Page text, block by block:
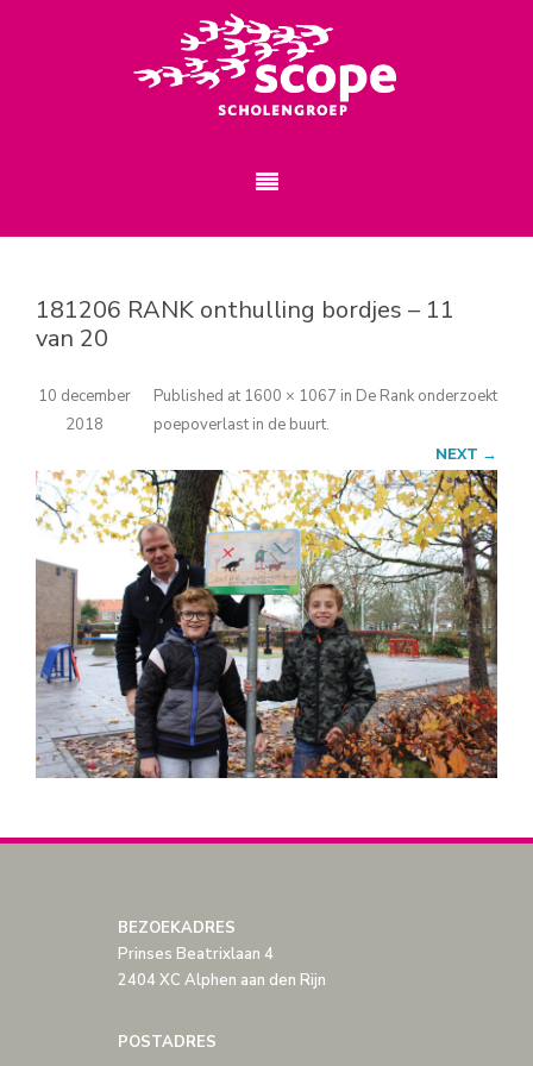
181206 RANK onthulling bordjes – 11
van 20
Published
10 december
2018
at 1600 × 1067 in De Rank onderzoekt
poepoverlast in de buurt.
NEXT →
BEZOEKADRES
Prinses Beatrixlaan 4
2404 XC Alphen aan den Rijn
POSTADRES